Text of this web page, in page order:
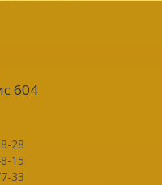
604
28
15
33